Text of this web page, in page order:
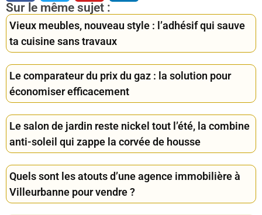
Sur le même sujet :
Vieux meubles, nouveau style : l’adhésif qui sauve
ta cuisine sans travaux
Le comparateur du prix du gaz : la solution pour
économiser efficacement
Le salon de jardin reste nickel tout l’été, la combine
anti-soleil qui zappe la corvée de housse
Quels sont les atouts d’une agence immobilière à
Villeurbanne pour vendre ?